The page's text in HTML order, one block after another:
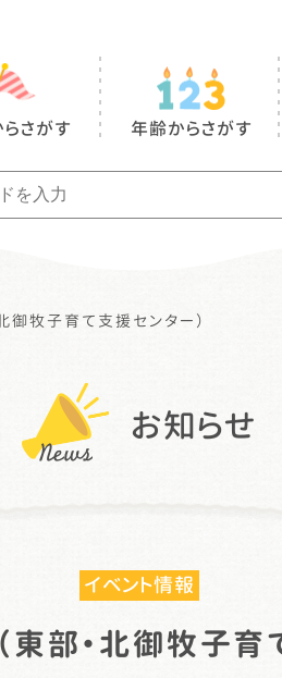
さがす 年齢からさがす
御牧子育て支援センター）
お知らせ
イベント情報
東部・北御牧子育